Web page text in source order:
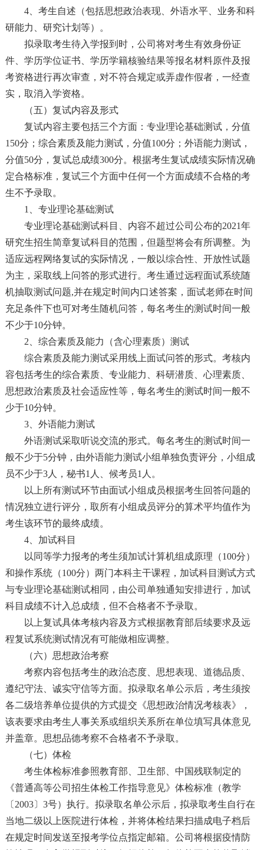
4、考生自述（包括思想政治表现、外语水平、业务和科
研能力、研究计划等）。
拟录取考生待入学报到时，公司将对考生有效身份证
件、学历学位证书、学历学籍核验结果等报名材料原件及报
考资格进行再次审查，对不符合规定或弄虚作假者，一经查
实，取消入学资格。
（五）复试内容及形式
复试内容主要包括三个方面：专业理论基础测试，分值
150分；综合素质及能力测试，分值100分；外语能力测试，
分值50分，复试总成绩300分。根据考生复试成绩实际情况确
定合格标准，复试三个方面中任何一个方面成绩不合格的考
生不予录取。
1、专业理论基础测试
专业理论基础测试科目、内容不超过公司公布的2021年
研究生招生简章复试科目的范围，但题型将会有所调整。为
适应远程网络复试的实际情况，一般以综合性、开放性试题
为主，采取线上问答的形式进行。考生通过远程面试系统随
机抽取测试问题,并在规定时间内口述答案，面试老师在时间
充足条件下也可对考生随机问答，每名考生的测试时间一般
不少于10分钟。
2、综合素质及能力（含心理素质）测试
综合素质及能力测试采用线上面试问答的形式。考核内
容包括考生的综合素质、专业能力、科研潜质、心理素质、
思想政治素质及社会适应性等，每名考生的测试时间一般不
少于10分钟。
3、外语能力测试
外语测试采取听说交流的形式。每名考生的测试时间一
般不少于5分钟，由外语能力测试小组单独负责评分，小组成
员不少于3人，秘书1人、候考员1人。
以上所有测试环节由面试小组成员根据考生回答问题的
情况独立进行评分，取所有小组成员评分的算术平均值作为
考生该环节的最终成绩。
4、加试科目
以同等学力报考的考生须加试计算机组成原理（100分）
和操作系统（100分）两门本科主干课程，加试科目测试方式
与专业理论基础测试相同，由公司单独通知安排进行，加试
科目成绩不计入总成绩，但不合格者不予录取。
以上复试具体考核内容及方式根据教育部后续要求及远
程复试系统测试情况有可能做相应调整。
（六）思想政治考察
考察内容包括考生的政治态度、思想表现、道德品质、
遵纪守法、诚实守信等方面。拟录取名单公示后，考生须按
各二级培养单位提供的方式提交《思想政治情况考核表》，
该表要求由考生人事关系或组织关系所在单位填写具体意见
并盖章。思想品德考察不合格者不予录取。
（七）体检
考生体检标准参照教育部、卫生部、中国残联制定的
《普通高等公司招生体检工作指导意见》体检标准（教学
〔2003〕3号）执行。拟录取名单公示后，拟录取考生自行在
当地二级以上医院进行体检，并将体检结果扫描成电子档后
在规定时间发送至报考学位点指定邮箱。公司将根据疫情防